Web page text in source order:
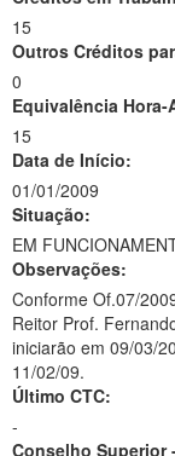
15
Outros Créditos
0
Equivalência
15
Data de Início:
01/01/2009
Situação:
EM
Observações:
Conforme Of.07/
Reitor Prof. Fernando C. Silva, as ativi- dades letivas do doutorado
iniciarão em 09/03/
11/02/09.
Último CTC:
-
Conselho Superior